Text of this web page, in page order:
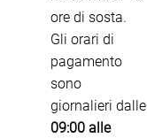
ore di sosta.
Gli orari di
pagamento
sono
giornalieri dalle
09:00 alle